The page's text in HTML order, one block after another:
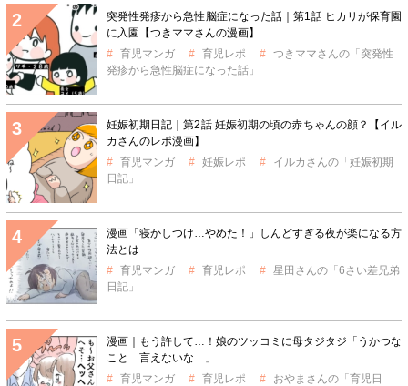
突発性発疹から急性脳症になった話｜第1話 ヒカリが保育園
に入園【つきママさんの漫画】
育児マンガ
育児レポ
つきママさんの「突発性
発疹から急性脳症になった話」
妊娠初期日記｜第2話 妊娠初期の頃の赤ちゃんの顔？【イル
カさんのレポ漫画】
育児マンガ
妊娠レポ
イルカさんの「妊娠初期
日記」
漫画「寝かしつけ…やめた！」しんどすぎる夜が楽になる方
法とは
育児マンガ
育児レポ
星田さんの「6さい差兄弟
日記」
漫画｜もう許して…！娘のツッコミに母タジタジ「うかつな
こと…言えないな…」
育児マンガ
育児レポ
おやまさんの「育児日